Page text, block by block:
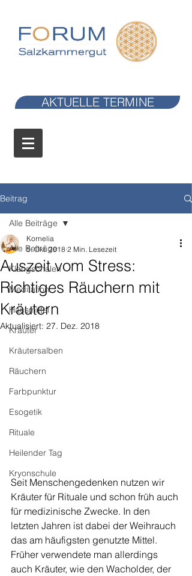
AKTUELLE TERMINE
Beitrag
Alle Beiträge
Klangschalen
Meditation
Hausmittel
Kräuter
Kräutersalben
Räuchern
Farbpunktur
Esogetik
Rituale
Heilender Tag
Kryonschule
Alle Beiträge
Auszeit vom Stress:
Richtiges Räuchern mit
Kräutern
Kornelia
5. Okt. 2018 2 Min. Lesezeit
Aktualisiert: 27. Dez. 2018
Seit Menschengedenken nutzen wir
Kräuter für Rituale und schon früh auch
für medizinische Zwecke. In den
letzten Jahren ist dabei der Weihrauch
das am häufigsten genutzte Mittel.
Früher verwendete man allerdings
auch Kräuter, wie den Wacholder, der